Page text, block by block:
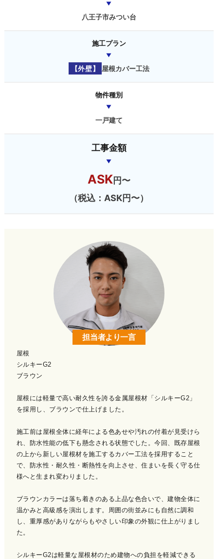
八王子市みつい台
施工プラン
【外壁】 屋根カバー工法
物件種別
一戸建て
工事金額
ASK円〜
（税込：ASK円〜）
担当者より一言
屋根
シルキーG2
ブラウン
屋根には軽量で高い耐久性を誇る金属屋根材「シルキーG2」
を採用し、ブラウンで仕上げました。
施工前は屋根全体に経年による色あせや汚れの付着が見受けら
れ、防水性能の低下も懸念される状態でした。今回、既存屋根
の上から新しい屋根材を施工するカバー工法を採用すること
で、防水性・耐久性・断熱性を向上させ、住まいを長く守る仕
様へと生まれ変わりました。
ブラウンカラーは落ち着きのある上品な色合いで、建物全体に
温かみと高級感を演出します。周囲の街並みにも自然に調和
し、重厚感がありながらもやさしい印象の外観に仕上がりまし
た。
シルキーG2は軽量な屋根材のため建物への負担を軽減できる